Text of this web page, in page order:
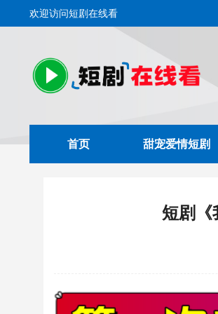
欢迎访问短剧在线看
首页 甜宠爱情短剧
短剧《